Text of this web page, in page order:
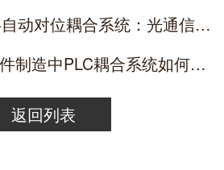
上一篇 : CWDM半自动对位耦合系统：光通信器件封装的高效解决方案
下一篇 : 光通信器件制造中PLC耦合系统如何提高效率？
返回列表